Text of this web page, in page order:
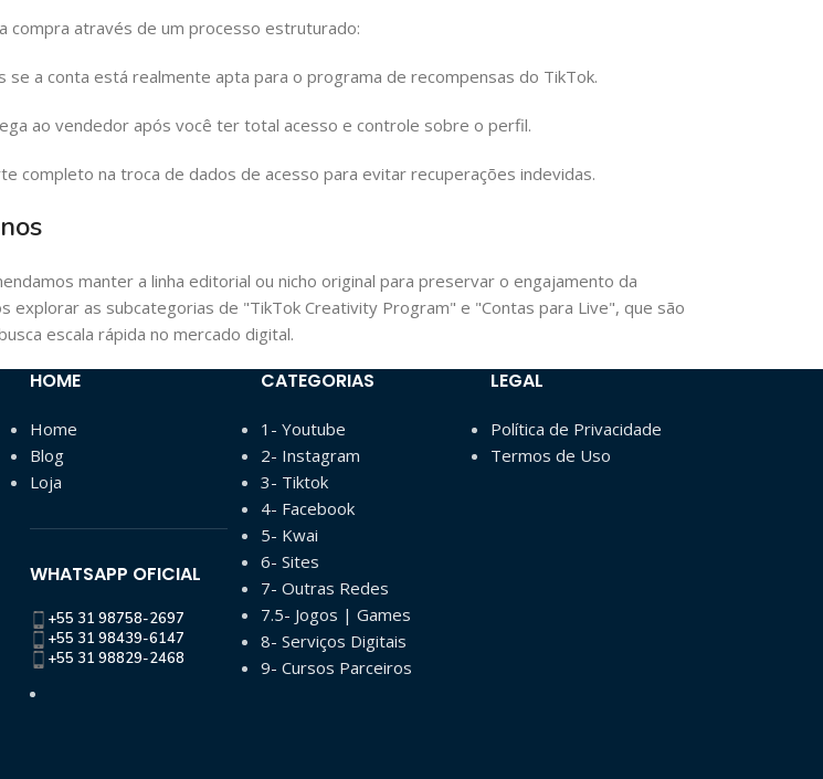
compra através de um processo estruturado:
se a conta está realmente apta para o programa de recompensas do TikTok.
ao vendedor após você ter total acesso e controle sobre o perfil.
completo na troca de dados de acesso para evitar recuperações indevidas.
manter a linha editorial ou nicho original para preservar o engajamento da
explorar as subcategorias de "TikTok Creativity Program" e "Contas para Live", que são
escala rápida no mercado digital.
HOME
Home
Blog
Loja
WHATSAPP OFICIAL
+55 31 98758-2697
+55 31 98439-6147
+55 31 98829-2468
CATEGORIAS
1- Youtube
2- Instagram
3- Tiktok
4- Facebook
5- Kwai
6- Sites
7- Outras Redes
7.5- Jogos | Games
8- Serviços Digitais
9- Cursos Parceiros
LEGAL
Política de Privacidade
Termos de Uso